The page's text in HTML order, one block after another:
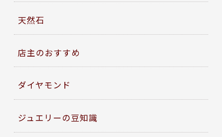
天然石
店主のおすすめ
ダイヤモンド
ジュエリーの豆知識